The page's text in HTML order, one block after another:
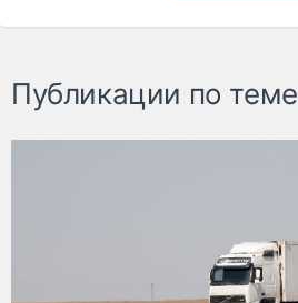
Публикации по теме